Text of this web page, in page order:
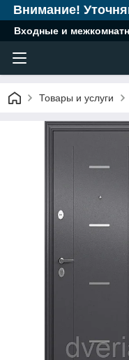
Внимание!
Входные и
Товары и услуги